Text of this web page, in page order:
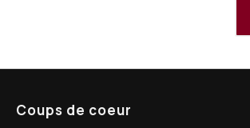
Coups de coeur